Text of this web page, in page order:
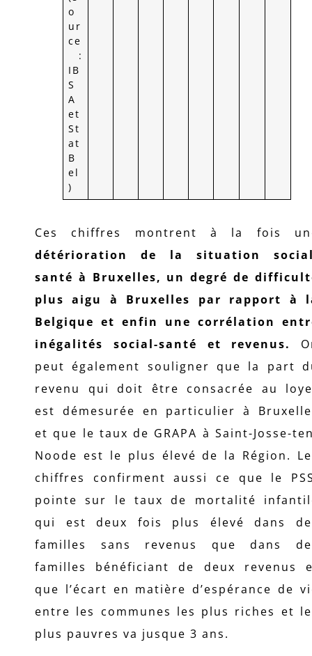
o
ur
ce
:
IB
S
A
et
St
at
B
el
)
Ces chiffres montrent à la fois
détérioration de la situation
santé à Bruxelles, un degré de
plus aigu à Bruxelles par rapport à
Belgique et enfin une corrélation
inégalités social-santé et revenus.
peut également souligner que la part
revenu qui doit être consacrée au
est démesurée en particulier à
et que le taux de GRAPA à Saint-Josse-
Noode est le plus élevé de la Région.
chiffres confirment aussi ce que le
pointe sur le taux de mortalité
qui est deux fois plus élevé dans
familles sans revenus que dans
familles bénéficiant de deux revenus
que l’écart en matière d’espérance de
entre les communes les plus riches et
plus pauvres va jusque 3 ans.